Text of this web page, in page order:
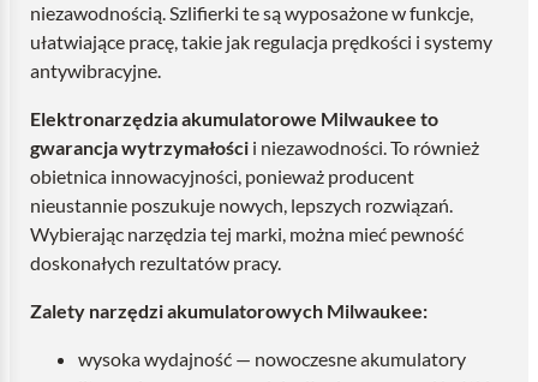
niezawodnością. Szlifierki te są wyposażone w funkcje,
ułatwiające pracę, takie jak regulacja prędkości i systemy
antywibracyjne.
Elektronarzędzia akumulatorowe Milwaukee to
gwarancja wytrzymałości i niezawodności. To również
obietnica innowacyjności, ponieważ producent
nieustannie poszukuje nowych, lepszych rozwiązań.
Wybierając narzędzia tej marki, można mieć pewność
doskonałych rezultatów pracy.
Zalety narzędzi akumulatorowych Milwaukee:
wysoka wydajność — nowoczesne akumulatory